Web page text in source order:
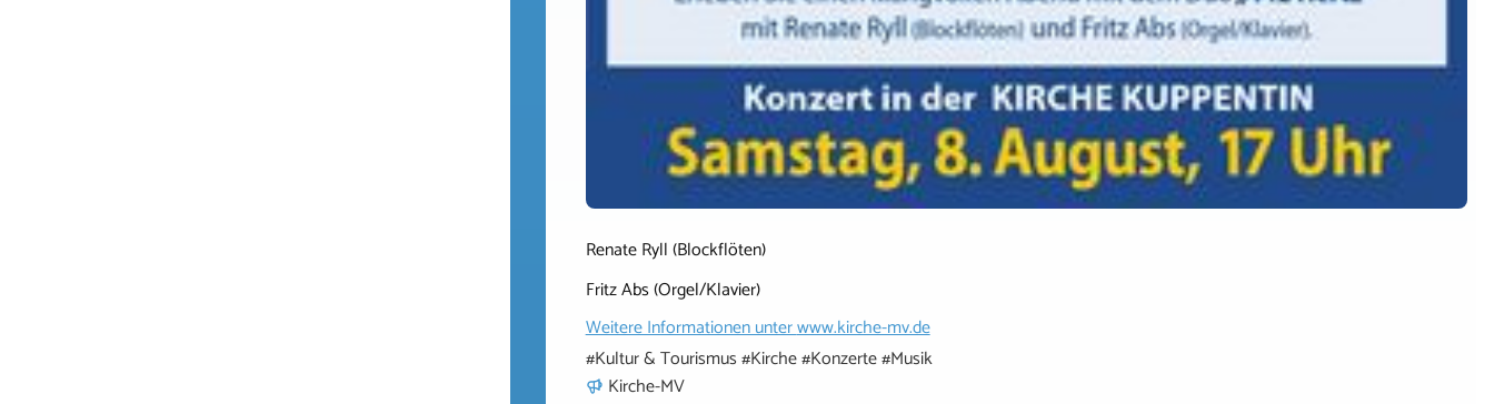
Renate Ryll (Blockflöten)
Fritz Abs (Orgel/Klavier)
Weitere Informationen unterwww.kirche-mv.de
#Kultur & Tourismus #Kirche #Konzerte #Musik
Kirche-MV